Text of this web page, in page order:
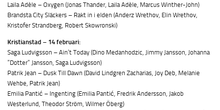
Laila Adèle – Oxygen (Jonas Thander, Laila Adèle, Marcus Winther-John)
Brandsta City Släckers – Rakt in i elden (Anderz Wrethov, Elin Wrethov,
Kristofer Strandberg, Robert Skowronski)
Kristianstad – 14 februari:
Saga Ludvigsson – Ain’t Today (Dino Medanhodzic, Jimmy Jansson, Johanna
”Dotter” Jansson, Saga Ludvigsson)
Patrik Jean – Dusk Till Dawn (David Lindgren Zacharias, Joy Deb, Melanie
Wehbe, Patrik Jean)
Emilia Pantić – Ingenting (Emilia Pantić, Fredrik Andersson, Jakob
Westerlund, Theodor Ström, Wilmer Öberg)